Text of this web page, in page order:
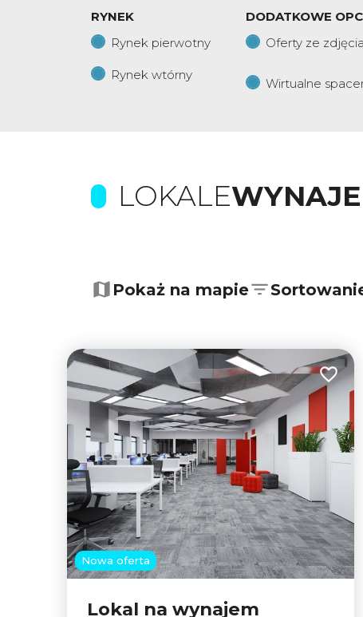
RYNEK
Rynek pierwotny
Rynek wtórny
DODATKOWE
Oferty ze
Wirtualne
LOKALE
−Pokaż na mapie
Nowa oferta
Dodaj
Lokal na wynajem